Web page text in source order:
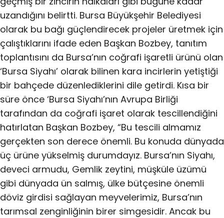
uzandığını belirtti. Bursa Büyükşehir Belediyesi
olarak bu bağı güçlendirecek projeler üretmek için
çalıştıklarını ifade eden Başkan Bozbey, tanıtım
toplantısını da Bursa’nın coğrafi işaretli ürünü olan
‘Bursa Siyahı’ olarak bilinen kara incirlerin yetiştiği
bir bahçede düzenlediklerini dile getirdi. Kısa bir
süre önce ‘Bursa Siyahı’nın Avrupa Birliği
tarafından da coğrafi işaret olarak tescillendiğini
hatırlatan Başkan Bozbey, “Bu tescili almamız
gerçekten son derece önemli. Bu konuda dünyada
üç ürüne yükselmiş durumdayız. Bursa’nın Siyahı,
deveci armudu, Gemlik zeytini, müşküle üzümü
gibi dünyada ün salmış, ülke bütçesine önemli
döviz girdisi sağlayan meyvelerimiz, Bursa’nın
tarımsal zenginliğinin birer simgesidir. Ancak bu